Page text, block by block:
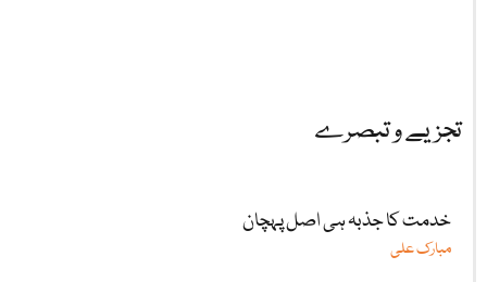
تجزیے و تبصرے
خدمت کا جذبہ ہی اصل پہچان
مبارک علی